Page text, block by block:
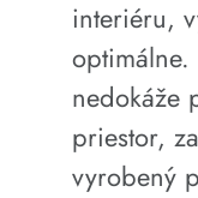
interiéru,
nedokáže
priestor,
vyrobený